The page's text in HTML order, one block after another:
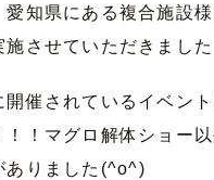
愛知県にある複合施設
施させていただきました
開催されているイベン
！！マグロ解体ショー
ありました(^o^)